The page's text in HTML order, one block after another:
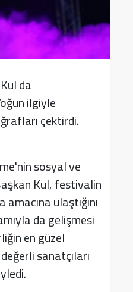
da
ilgiyle
çektirdi.
sosyal ve
Kul, festivalin
ulaştığını
da gelişmesi
en güzel
sanatçıları